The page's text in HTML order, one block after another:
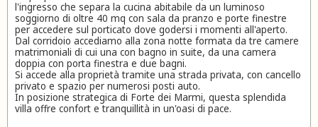
l'ingresso che separa la cucina abitabile da un luminoso
soggiorno di oltre 40 mq con sala da pranzo e porte finestre
per accedere sul porticato dove godersi i momenti all'aperto.
Dal corridoio accediamo alla zona notte formata da tre camere
matrimoniali di cui una con bagno in suite, da una camera
doppia con porta finestra e due bagni.
Si accede alla proprietà tramite una strada privata, con cancello
privato e spazio per numerosi posti auto.
In posizione strategica di Forte dei Marmi, questa splendida
villa offre confort e tranquillità in un'oasi di pace.